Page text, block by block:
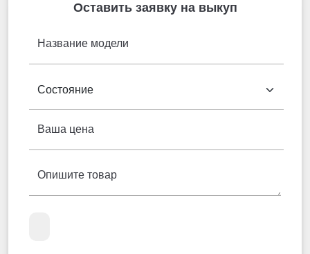
Оставить заявку на выкуп
Название модели
Ваша цена
Опишите товар